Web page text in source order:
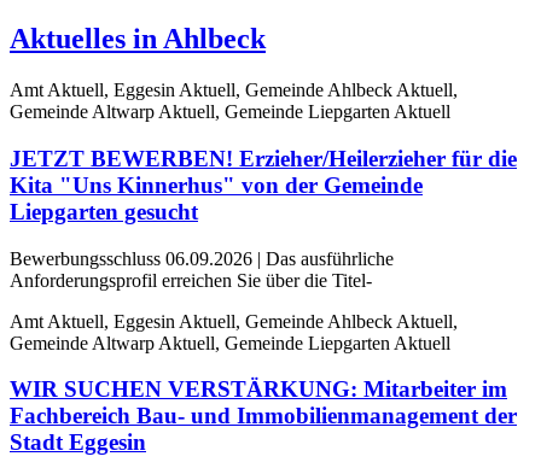
Aktuelles in Ahlbeck
Amt Aktuell, Eggesin Aktuell, Gemeinde Ahlbeck Aktuell,
Gemeinde Altwarp Aktuell, Gemeinde Liepgarten Aktuell
JETZT BEWERBEN! Erzieher/Heilerzieher für die
Kita "Uns Kinnerhus" von der Gemeinde
Liepgarten gesucht
Bewerbungsschluss 06.09.2026 | Das ausführliche
Anforderungsprofil erreichen Sie über die Titel-
Amt Aktuell, Eggesin Aktuell, Gemeinde Ahlbeck Aktuell,
Gemeinde Altwarp Aktuell, Gemeinde Liepgarten Aktuell
WIR SUCHEN VERSTÄRKUNG: Mitarbeiter im
Fachbereich Bau- und Immobilienmanagement der
Stadt Eggesin